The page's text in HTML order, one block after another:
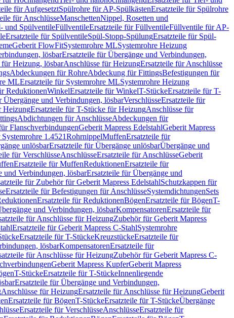
für AufgesetztSpülrohre für AP-SpülkästenErsatzteile für Spülrohre
für AnschlüsseManschettenNippel, Rosetten und
und SpülventileFüllventileErsatzteile für FüllventileFüllventile für AP-
Ersatzteile für SpülventileSpül-Stopp-SpülungErsatzteile für Spül-
Geberit FlowFitSystemrohre MLSystemrohre Heizung
lösbarErsatzteile für Übergänge und Verbindungen,
Heizung, lösbarAnschlüsse für HeizungErsatzteile für Anschlüsse
Abdeckungen für RohreAbdeckung für FittingsBefestigungen für
MLErsatzteile für Systemrohre MLSystemrohre Heizung
ReduktionenWinkelErsatzteile für WinkelT-StückeErsatzteile für T-
Übergänge und Verbindungen, lösbarVerschlüsseErsatzteile für
HeizungErsatzteile für T-Stücke für HeizungAnschlüsse für
Abdichtungen für AnschlüsseAbdeckungen für
FlanschverbindungenGeberit Mapress EdelstahlGeberit Mapress
1.4521RohrnippelMuffenErsatzteile für
unlösbarErsatzteile für Übergänge unlösbarÜbergänge und
für VerschlüsseAnschlüsseErsatzteile für AnschlüsseGeberit
Ersatzteile für MuffenReduktionenErsatzteile für
und Verbindungen, lösbarErsatzteile für Übergänge und
für Zubehör für Geberit Mapress EdelstahlSchutzkappen für
Ersatzteile für Befestigungen für AnschlüsseSystemdichtungenSets
Ersatzteile für ReduktionenBögenErsatzteile für BögenT-
und Verbindungen, lösbarKompensatorenErsatzteile für
für Anschlüsse für HeizungZubehör für Geberit Mapress
Ersatzteile für Geberit Mapress C-StahlSystemrohre
Ersatzteile für T-StückeKreuzstückeErsatzteile für
lösbarKompensatorenErsatzteile für
für Anschlüsse für HeizungZubehör für Geberit Mapress C-
Geberit Mapress KupferGeberit Mapress
T-StückeErsatzteile für T-StückeInnenliegende
Ersatzteile für Übergänge und Verbindungen,
Anschlüsse für HeizungErsatzteile für Anschlüsse für HeizungGeberit
Ersatzteile für BögenT-StückeErsatzteile für T-StückeÜbergänge
Ersatzteile für VerschlüsseAnschlüsseErsatzteile für